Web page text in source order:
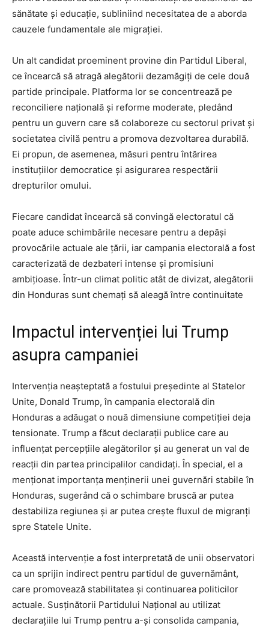
sănătate și educație, subliniind necesitatea de a aborda
cauzele fundamentale ale migrației.
Un alt candidat proeminent provine din Partidul Liberal,
ce încearcă să atragă alegătorii dezamăgiți de cele două
partide principale. Platforma lor se concentrează pe
reconciliere națională și reforme moderate, pledând
pentru un guvern care să colaboreze cu sectorul privat și
societatea civilă pentru a promova dezvoltarea durabilă.
Ei propun, de asemenea, măsuri pentru întărirea
instituțiilor democratice și asigurarea respectării
drepturilor omului.
Fiecare candidat încearcă să convingă electoratul că
poate aduce schimbările necesare pentru a depăși
provocările actuale ale țării, iar campania electorală a fost
caracterizată de dezbateri intense și promisiuni
ambițioase. Într-un climat politic atât de divizat, alegătorii
din Honduras sunt chemați să aleagă între continuitate
Impactul intervenției lui Trump
asupra campaniei
Intervenția neașteptată a fostului președinte al Statelor
Unite, Donald Trump, în campania electorală din
Honduras a adăugat o nouă dimensiune competiției deja
tensionate. Trump a făcut declarații publice care au
influențat percepțiile alegătorilor și au generat un val de
reacții din partea principalilor candidați. În special, el a
menționat importanța menținerii unei guvernări stabile în
Honduras, sugerând că o schimbare bruscă ar putea
destabiliza regiunea și ar putea crește fluxul de migranți
spre Statele Unite.
Această intervenție a fost interpretată de unii observatori
ca un sprijin indirect pentru partidul de guvernământ,
care promovează stabilitatea și continuarea politicilor
actuale. Susținătorii Partidului Național au utilizat
declarațiile lui Trump pentru a-și consolida campania,